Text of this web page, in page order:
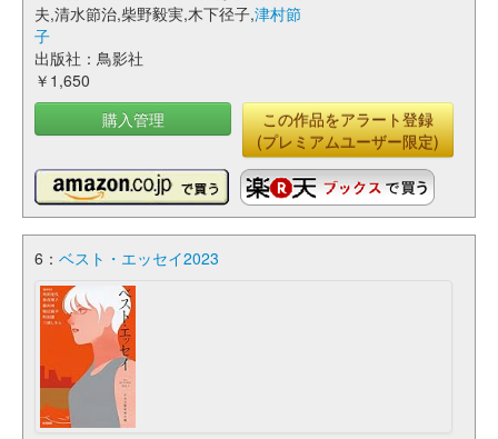
夫,清水節治,柴野毅実,木下径子,津村節
子
出版社：鳥影社
￥1,650
購入管理
この作品をアラート登録
(プレミアムユーザー限定)
6： ベスト・エッセイ2023